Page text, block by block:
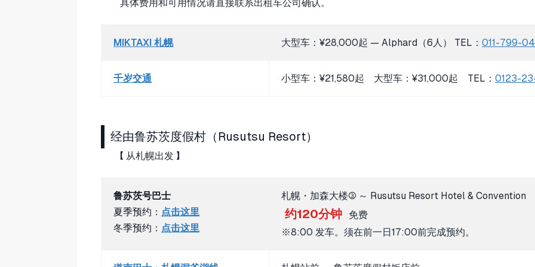
具体费用和可用情况请直接联系出租车公司确认。
MIKTAXI 札幌 大型车：¥28,000起 — Alphard（6人） TEL： 011-799-
千岁交通 小型车：¥21,580起 大型车：¥31,000起 TEL： 0123-
经由鲁苏茨度假村（Rusutsu Resort）
【 从札幌出发 】
鲁苏茨号巴士
夏季预约： 点击这里
冬季预约： 点击这里
札幌・加森大楼③ ～ Rusutsu Resort Hotel & Convention
约120分钟
免费
※8:00 发车。须在前一日17:00前完成预约。